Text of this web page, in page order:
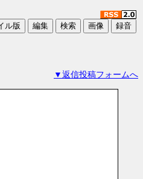
▼返信投稿フォームへ